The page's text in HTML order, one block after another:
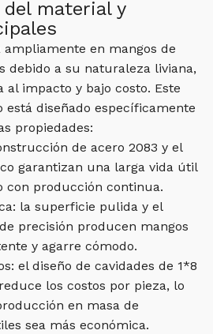
material y
ampliamente en mangos de
debido a su naturaleza liviana,
al impacto y bajo costo. Este
está diseñado específicamente
propiedades:
de acero 2083 y el
garantizan una larga vida útil
con producción continua.
la superficie pulida y el
precisión producen mangos
y agarre cómodo.
el diseño de cavidades de 1*8
los costos por pieza, lo
en masa de
sea más económica.